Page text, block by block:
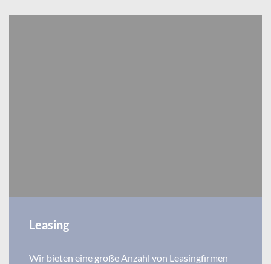
Leasing
Wir bieten eine große Anzahl von Leasingfirmen